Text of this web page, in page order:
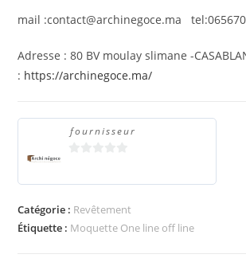
mail :contact@archinegoce.ma
Adresse : 80 BV moulay slimane -
: https://archinegoce.ma/
fournisseur
r
5
Catégorie : Revêtement
Étiquette : Moquette One line off line